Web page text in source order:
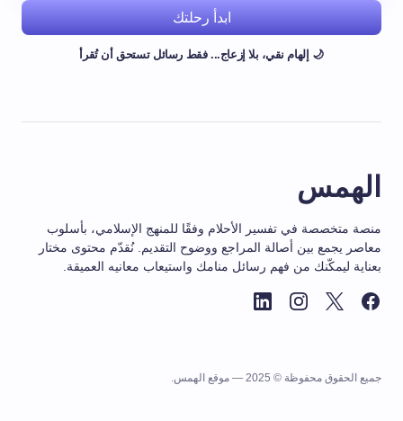
ابدأ رحلتك
🌙 إلهام نقي، بلا إزعاج... فقط رسائل تستحق أن تُقرأ
الهمس
منصة متخصصة في تفسير الأحلام وفقًا للمنهج الإسلامي، بأسلوب
معاصر يجمع بين أصالة المراجع ووضوح التقديم. نُقدّم محتوى مختار
بعناية ليمكّنك من فهم رسائل منامك واستيعاب معانيه العميقة.
جميع الحقوق محفوظة © 2025 — موقع الهمس.